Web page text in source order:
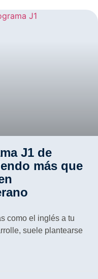
J1 de
más que
como el inglés a tu
suele plantearse